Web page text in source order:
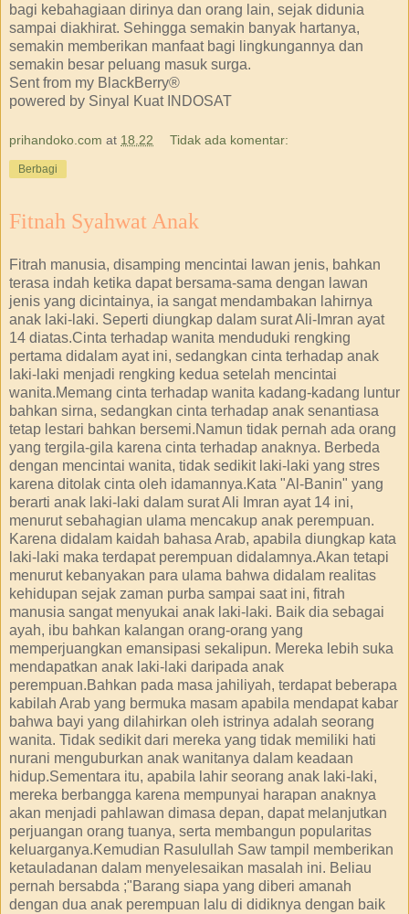
bagi kebahagiaan dirinya dan orang lain, sejak didunia
sampai diakhirat. Sehingga semakin banyak hartanya,
semakin memberikan manfaat bagi lingkungannya dan
semakin besar peluang masuk surga.
Sent from my BlackBerry®
powered by Sinyal Kuat INDOSAT
prihandoko.com at 18.22 Tidak ada komentar:
Berbagi
Fitnah Syahwat Anak
Fitrah manusia, disamping mencintai lawan jenis, bahkan
terasa indah ketika dapat bersama-sama dengan lawan
jenis yang dicintainya, ia sangat mendambakan lahirnya
anak laki-laki. Seperti diungkap dalam surat Ali-Imran ayat
14 diatas.Cinta terhadap wanita menduduki rengking
pertama didalam ayat ini, sedangkan cinta terhadap anak
laki-laki menjadi rengking kedua setelah mencintai
wanita.Memang cinta terhadap wanita kadang-kadang luntur
bahkan sirna, sedangkan cinta terhadap anak senantiasa
tetap lestari bahkan bersemi.Namun tidak pernah ada orang
yang tergila-gila karena cinta terhadap anaknya. Berbeda
dengan mencintai wanita, tidak sedikit laki-laki yang stres
karena ditolak cinta oleh idamannya.Kata "Al-Banin" yang
berarti anak laki-laki dalam surat Ali Imran ayat 14 ini,
menurut sebahagian ulama mencakup anak perempuan.
Karena didalam kaidah bahasa Arab, apabila diungkap kata
laki-laki maka terdapat perempuan didalamnya.Akan tetapi
menurut kebanyakan para ulama bahwa didalam realitas
kehidupan sejak zaman purba sampai saat ini, fitrah
manusia sangat menyukai anak laki-laki. Baik dia sebagai
ayah, ibu bahkan kalangan orang-orang yang
memperjuangkan emansipasi sekalipun. Mereka lebih suka
mendapatkan anak laki-laki daripada anak
perempuan.Bahkan pada masa jahiliyah, terdapat beberapa
kabilah Arab yang bermuka masam apabila mendapat kabar
bahwa bayi yang dilahirkan oleh istrinya adalah seorang
wanita. Tidak sedikit dari mereka yang tidak memiliki hati
nurani menguburkan anak wanitanya dalam keadaan
hidup.Sementara itu, apabila lahir seorang anak laki-laki,
mereka berbangga karena mempunyai harapan anaknya
akan menjadi pahlawan dimasa depan, dapat melanjutkan
perjuangan orang tuanya, serta membangun popularitas
keluarganya.Kemudian Rasulullah Saw tampil memberikan
ketauladanan dalam menyelesaikan masalah ini. Beliau
pernah bersabda ;"Barang siapa yang diberi amanah
dengan dua anak perempuan lalu di didiknya dengan baik